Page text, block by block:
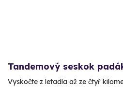
Tandemový seskok
Vyskočte z letadla až ze čtyř